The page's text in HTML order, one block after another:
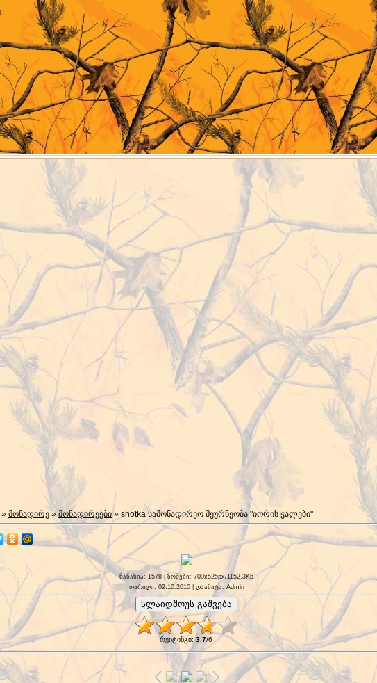
» მონადირე » მონადირეები » shotka სამონადირეო მეურნეობა "იორის ჭალები"
ნანახია: 1578 | ზომები: 700x525px/1152.3Kb
თარიღი: 02.10.2010 | დაამატა: Admin
რეიტინგი:3.7/6